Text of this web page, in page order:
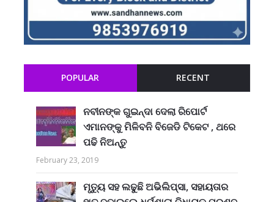
POPULAR RECENT
ନବୀନଙ୍କ ଗୁଇନ୍ଦା ଦେଲା ରିପୋର୍ଟ
ଏମାନଙ୍କୁ ମିଳିବନି ବିଜେଡି ଟିକେଟ , ଥରେ
ପଢି ନିଅନ୍ତୁ
February 23, 2019
ମୃତ୍ୟୁ ସହ ଲଢୁଛି ଅଭିଲିପ୍ସା, ସହାୟତାର